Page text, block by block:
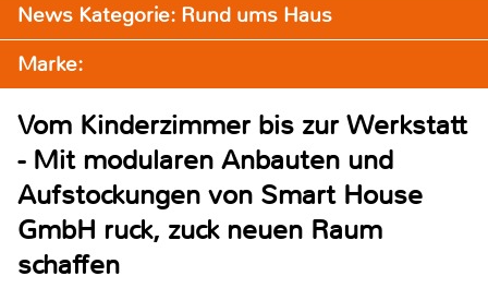
News Kategorie: Rund ums Haus
Marke:
Vom Kinderzimmer bis zur Werkstatt
- Mit modularen Anbauten und
Aufstockungen von Smart House
GmbH ruck, zuck neuen Raum
schaffen